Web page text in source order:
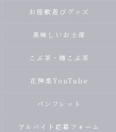
お座敷遊びグッズ
美味しいお土産
こぶ茶・梅こぶ茶
花神楽YouTube
パンフレット
アルバイト応募フォーム